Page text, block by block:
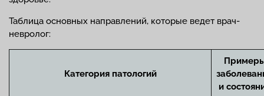
Таблица основных направлений, которые ведет врач-
невролог:
Категория патологий
и